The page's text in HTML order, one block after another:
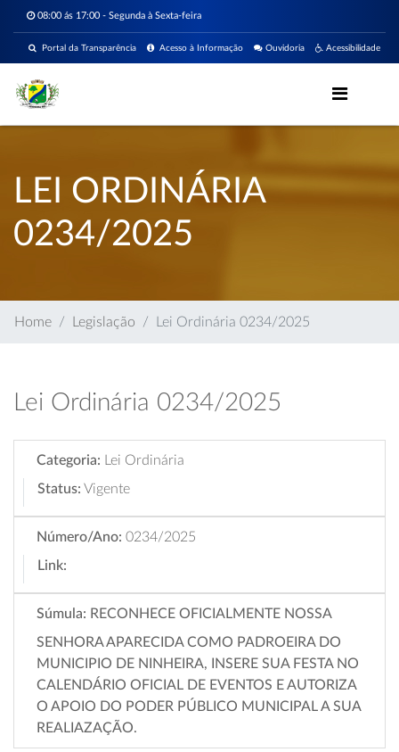
08:00 ás 17:00 - Segunda à Sexta-feira
Acessibilidade
Ouvidoria
Acesso à Informação
Portal da Transparência
LEI ORDINÁRIA
0234/2025
Home Legislação Lei Ordinária 0234/2025
Lei Ordinária 0234/2025
Categoria:
Lei Ordinária
Status: Vigente
Número/Ano: 0234/2025
Link:
Súmula: RECONHECE OFICIALMENTE NOSSA
SENHORA APARECIDA COMO PADROEIRA DO
MUNICIPIO DE NINHEIRA, INSERE SUA FESTA NO
CALENDÁRIO OFICIAL DE EVENTOS E AUTORIZA
O APOIO DO PODER PÚBLICO MUNICIPAL A SUA
REALIAZAÇÃO.